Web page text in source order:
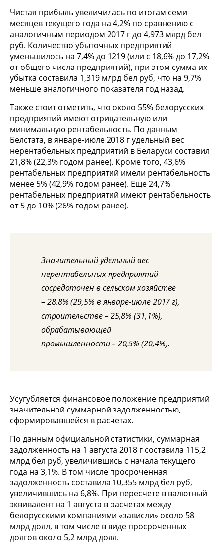
Чистая прибыль увеличилась по итогам семи
месяцев текущего года на 4,2% по сравнению с
аналогичным периодом 2017 г до 4,973 млрд бел
руб. Количество убыточных предприятий
уменьшилось на 7,4% до 1219 (или с 18,6% до 17,2%
от общего числа предприятий), при этом сумма их
убытка составила 1,319 млрд бел руб, что на 9,7%
меньше аналогичного показателя год назад.
Также стоит отметить, что около 55% белорусских
предприятий имеют отрицательную или
минимальную рентабельность. По данным
Белстата, в январе-июле 2018 г удельный вес
нерентабельных предприятий в Беларуси составил
21,8% (22,3% годом ранее). Кроме того, 43,6%
рентабельных предприятий имели рентабельность
менее 5% (42,9% годом ранее). Еще 24,7%
рентабельных предприятий имеют рентабельность
от 5 до 10% (26% годом ранее).
Значительный удельный вес
нерентабельных предприятий
сосредоточен в сельском хозяйстве
– 28,8% (29,5% в январе-июле 2017 г),
строительстве – 25,8% (31,1%),
обрабатывающей
промышленности – 20,5% (20,4%).
Усугубляется финансовое положение предприятий
значительной суммарной задолженностью,
сформировавшейся в расчетах.
По данным официальной статистики, суммарная
задолженность на 1 августа 2018 г составила 115,2
млрд бел руб, увеличившись с начала текущего
года на 3,1%. В том числе просроченная
задолженность составила 10,355 млрд бел руб,
увеличившись на 6,8%. При пересчете в валютный
эквивалент на 1 августа в расчетах между
белорусскими компаниями «зависли» около 58
млрд долл, в том числе в виде просроченных
долгов около 5,2 млрд долл.